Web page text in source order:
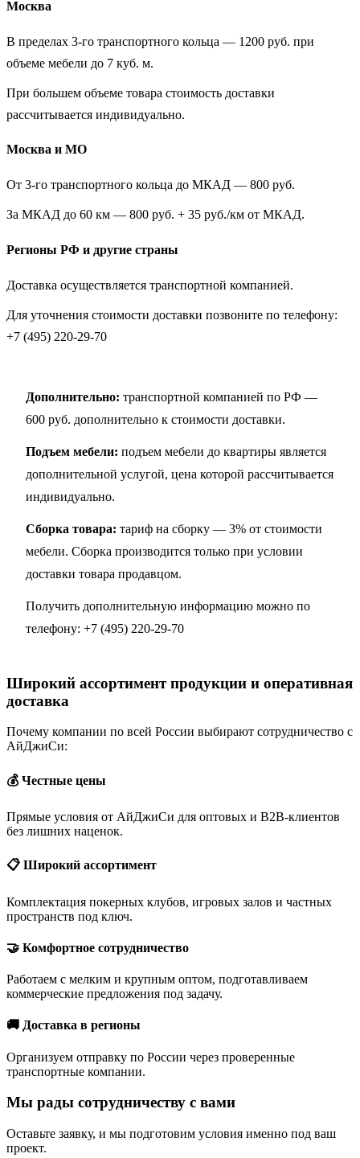
Москва
В пределах 3-го транспортного кольца — 1200 руб. при
объеме мебели до 7 куб. м.
При большем объеме товара стоимость доставки
рассчитывается индивидуально.
Москва и МО
От 3-го транспортного кольца до МКАД — 800 руб.
За МКАД до 60 км — 800 руб. + 35 руб./км от МКАД.
Регионы РФ и другие страны
Доставка осуществляется транспортной компанией.
Для уточнения стоимости доставки позвоните по телефону:
+7 (495) 220-29-70
Дополнительно: транспортной компанией по РФ —
600 руб. дополнительно к стоимости доставки.
Подъем мебели: подъем мебели до квартиры является
дополнительной услугой, цена которой рассчитывается
индивидуально.
Сборка товара: тариф на сборку — 3% от стоимости
мебели. Сборка производится только при условии
доставки товара продавцом.
Получить дополнительную информацию можно по
телефону: +7 (495) 220-29-70
Широкий ассортимент продукции и оперативная
доставка
Почему компании по всей России выбирают сотрудничество с
АйДжиСи:
💰 Честные цены
Прямые условия от АйДжиСи для оптовых и B2B-клиентов
без лишних наценок.
📋 Широкий ассортимент
Комплектация покерных клубов, игровых залов и частных
пространств под ключ.
🤝 Комфортное сотрудничество
Работаем с мелким и крупным оптом, подготавливаем
коммерческие предложения под задачу.
🚚 Доставка в регионы
Организуем отправку по России через проверенные
транспортные компании.
Мы рады сотрудничеству с вами
Оставьте заявку, и мы подготовим условия именно под ваш
проект.